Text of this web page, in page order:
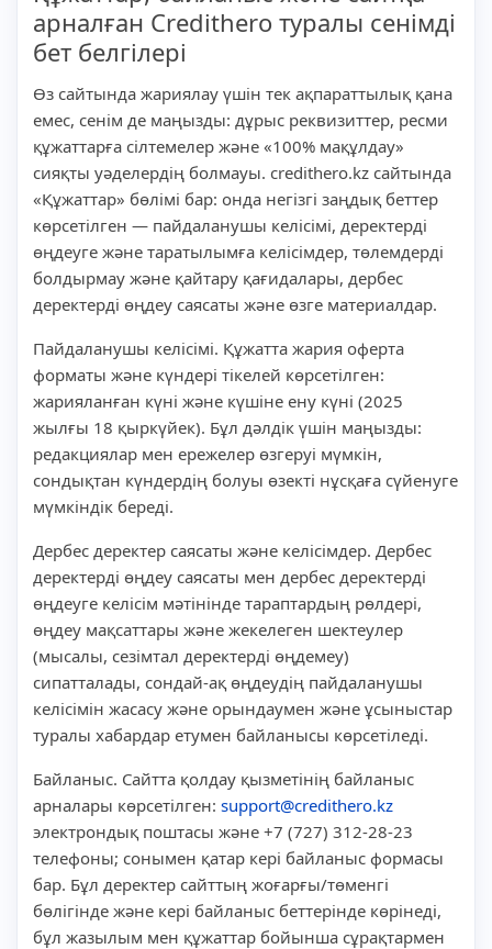
арналған Credithero туралы сенімді
бет белгілері
Өз сайтында жариялау үшін тек ақпараттылық қана
емес, сенім де маңызды: дұрыс реквизиттер, ресми
құжаттарға сілтемелер және «100% мақұлдау»
сияқты уәделердің болмауы. credithero.kz сайтында
«Құжаттар» бөлімі бар: онда негізгі заңдық беттер
көрсетілген — пайдаланушы келісімі, деректерді
өңдеуге және таратылымға келісімдер, төлемдерді
болдырмау және қайтару қағидалары, дербес
деректерді өңдеу саясаты және өзге материалдар.
Пайдаланушы келісімі. Құжатта жария оферта
форматы және күндері тікелей көрсетілген:
жарияланған күні және күшіне ену күні (2025
жылғы 18 қыркүйек). Бұл дәлдік үшін маңызды:
редакциялар мен ережелер өзгеруі мүмкін,
сондықтан күндердің болуы өзекті нұсқаға сүйенуге
мүмкіндік береді.
Дербес деректер саясаты және келісімдер. Дербес
деректерді өңдеу саясаты мен дербес деректерді
өңдеуге келісім мәтінінде тараптардың рөлдері,
өңдеу мақсаттары және жекелеген шектеулер
(мысалы, сезімтал деректерді өңдемеу)
сипатталады, сондай-ақ өңдеудің пайдаланушы
келісімін жасасу және орындаумен және ұсыныстар
туралы хабардар етумен байланысы көрсетіледі.
Байланыс. Сайтта қолдау қызметінің байланыс
арналары көрсетілген: support@credithero.kz
электрондық поштасы және +7 (727) 312-28-23
телефоны; сонымен қатар кері байланыс формасы
бар. Бұл деректер сайттың жоғарғы/төменгі
бөлігінде және кері байланыс беттерінде көрінеді,
бұл жазылым мен құжаттар бойынша сұрақтармен